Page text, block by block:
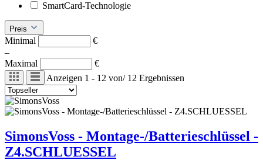
SmartCard-Technologie
Preis
Minimal
€
–
Maximal
€
Anzeigen 1 - 12 von/12 Ergebnissen
SimonsVoss - Montage-/Batterieschlüssel -
Z4.SCHLUESSEL